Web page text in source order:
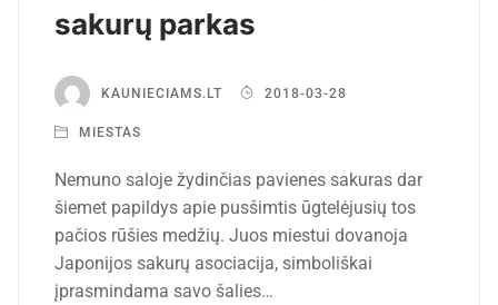
sakurų parkas
KAUNIECIAMS.LT 2018-03-28
MIESTAS
Nemuno saloje žydinčias pavienes sakuras dar
šiemet papildys apie pusšimtis ūgtelėjusių tos
pačios rūšies medžių. Juos miestui dovanoja
Japonijos sakurų asociacija, simboliškai
įprasmindama savo šalies…